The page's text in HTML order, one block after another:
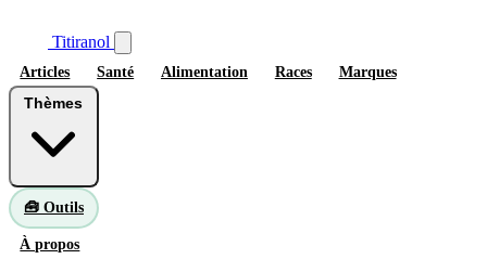
Titiranol
Articles Santé Alimentation Races Marques
🧰 Outils
À propos